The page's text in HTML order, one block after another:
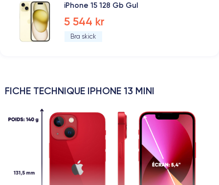
iPhone 15 128 Gb Gul
5 544 kr
Bra skick
FICHE TECHNIQUE IPHONE 13 MINI